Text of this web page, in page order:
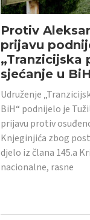
Protiv
prijavu
„Tranzicijska
sjećanje u
Udruženje
BiH“ podnijelo je
prijavu protiv
Knjeginjića zbog
djelo iz člana 145.a
nacionalne, rasne